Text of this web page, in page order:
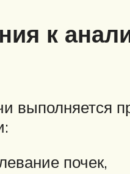
к
выполняется
почек,